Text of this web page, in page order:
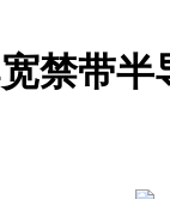
禁带